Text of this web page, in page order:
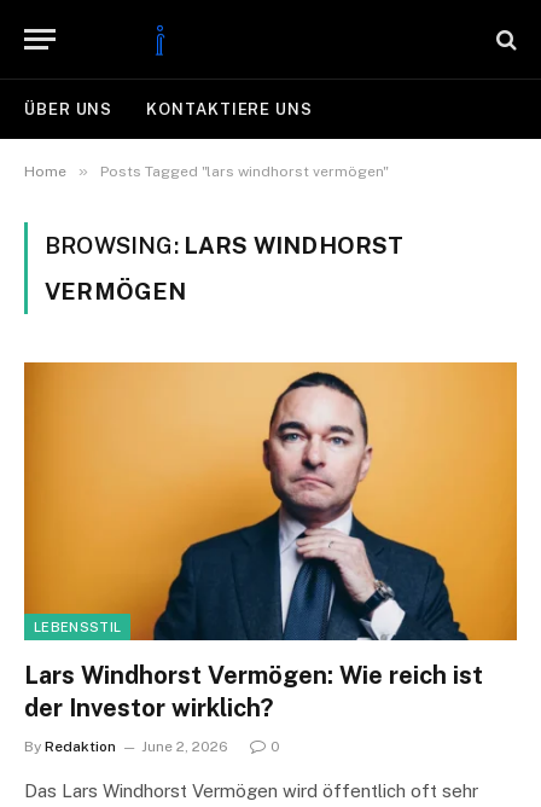
ÜBER UNS KONTAKTIERE UNS
Home » Posts Tagged "lars windhorst vermögen"
BROWSING: LARS WINDHORST
VERMÖGEN
LEBENSSTIL
Lars Windhorst Vermögen: Wie reich ist
der Investor wirklich?
By Redaktion June 2, 2026 0
Das Lars Windhorst Vermögen wird öffentlich oft sehr